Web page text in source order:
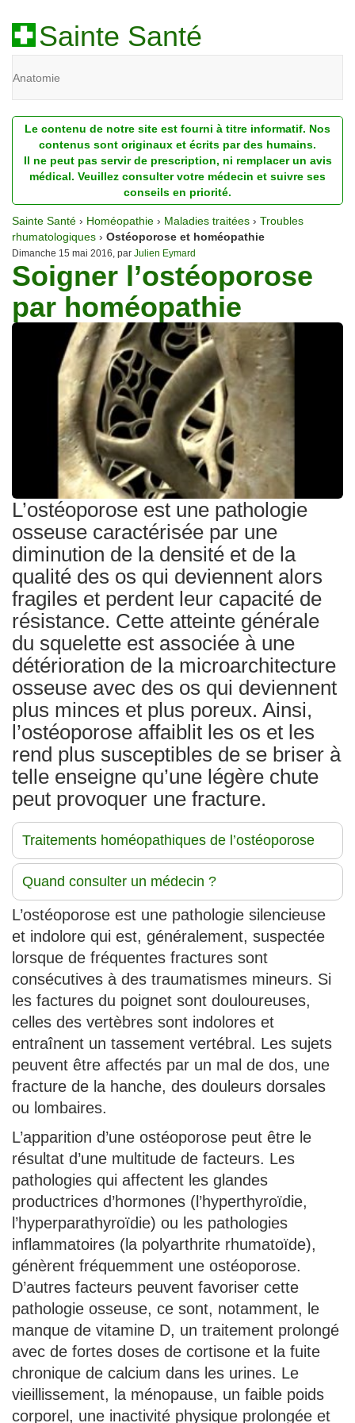
Sainte Santé
Anatomie
Diagnostic
Dossiers
Homéopathie
Nutrition
Pathologie
Psychologie
Recherches
Traitements
Le contenu de notre site est fourni à titre informatif. Nos
contenus sont originaux et écrits par des humains.
Il ne peut pas servir de prescription, ni remplacer un avis
médical. Veuillez consulter votre médecin et suivre ses
conseils en priorité.
Sainte Santé › Homéopathie › Maladies traitées › Troubles
rhumatologiques › Ostéoporose et homéopathie
Dimanche 15 mai 2016, par Julien Eymard
Soigner l’ostéoporose
par homéopathie
L’ostéoporose est une pathologie
osseuse caractérisée par une
diminution de la densité et de la
qualité des os qui deviennent alors
fragiles et perdent leur capacité de
résistance. Cette atteinte générale
du squelette est associée à une
détérioration de la microarchitecture
osseuse avec des os qui deviennent
plus minces et plus poreux. Ainsi,
l’ostéoporose affaiblit les os et les
rend plus susceptibles de se briser à
telle enseigne qu’une légère chute
peut provoquer une fracture.
Traitements homéopathiques de l’ostéoporose
Quand consulter un médecin ?
L’ostéoporose est une pathologie silencieuse
et indolore qui est, généralement, suspectée
lorsque de fréquentes fractures sont
consécutives à des traumatismes mineurs. Si
les factures du poignet sont douloureuses,
celles des vertèbres sont indolores et
entraînent un tassement vertébral. Les sujets
peuvent être affectés par un mal de dos, une
fracture de la hanche, des douleurs dorsales
ou lombaires.
L’apparition d’une ostéoporose peut être le
résultat d’une multitude de facteurs. Les
pathologies qui affectent les glandes
productrices d’hormones (l’hyperthyroïdie,
l’hyperparathyroïdie) ou les pathologies
inflammatoires (la polyarthrite rhumatoïde),
génèrent fréquemment une ostéoporose.
D’autres facteurs peuvent favoriser cette
pathologie osseuse, ce sont, notamment, le
manque de vitamine D, un traitement prolongé
avec de fortes doses de cortisone et la fuite
chronique de calcium dans les urines. Le
vieillissement, la ménopause, un faible poids
corporel, une inactivité physique prolongée et